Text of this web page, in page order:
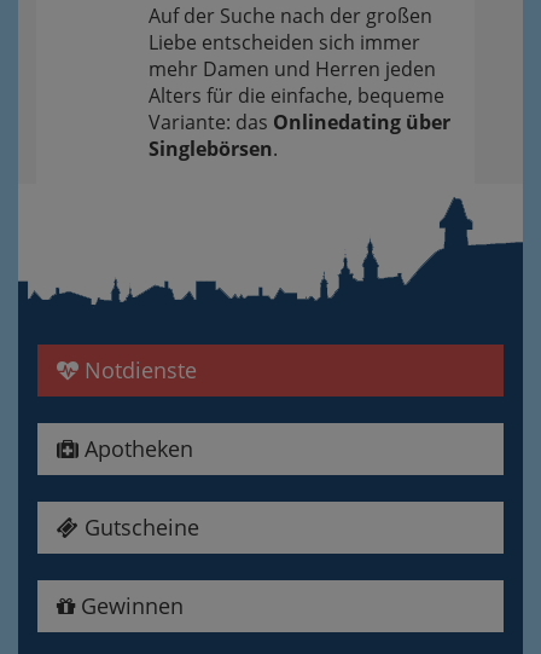
Auf der Suche nach der großen
Liebe entscheiden sich immer
mehr Damen und Herren jeden
Alters für die einfache, bequeme
Variante: das Onlinedating über
Singlebörsen.
Notdienste
Apotheken
Gutscheine
Gewinnen